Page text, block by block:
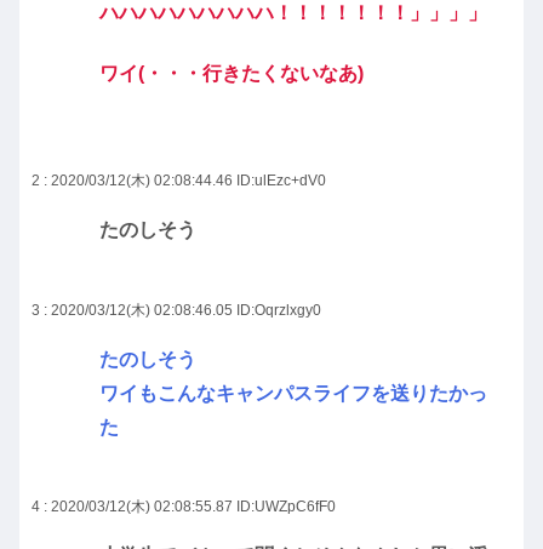
ハハハハハハハハハ！！！！！！！」」」」
ワイ(・・・行きたくないなあ)
2 : 2020/03/12(木) 02:08:44.46 ID:ulEzc+dV0
たのしそう
3 : 2020/03/12(木) 02:08:46.05 ID:Oqrzlxgy0
たのしそう
ワイもこんなキャンパスライフを送りたかっ
た
4 : 2020/03/12(木) 02:08:55.87 ID:UWZpC6fF0